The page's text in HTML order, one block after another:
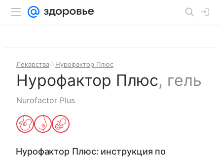
Лекарства Нурофактор Плюс
Нурофактор Плюс, гель
Nurofactor Plus
Нурофактор Плюс: инструкция по